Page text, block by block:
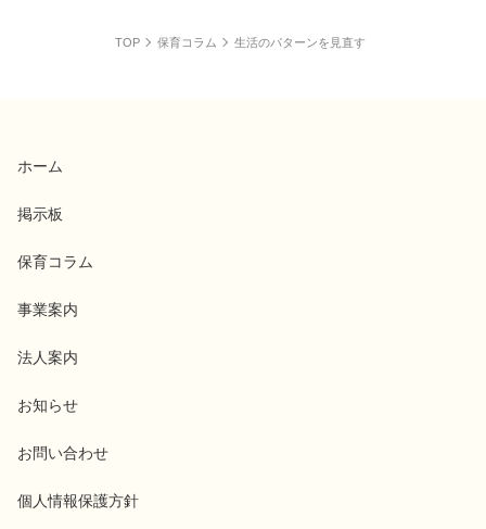
TOP 保育コラム 生活のパターンを見直す
ホーム
掲示板
保育コラム
事業案内
法人案内
お知らせ
お問い合わせ
個人情報保護方針